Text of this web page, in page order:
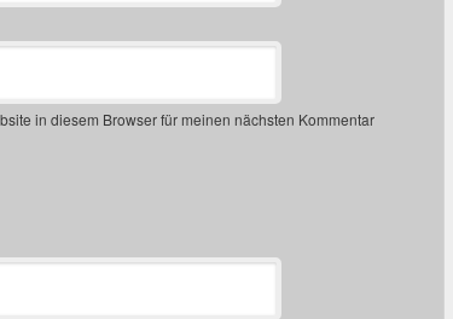
in diesem Browser für meinen nächsten Kommentar